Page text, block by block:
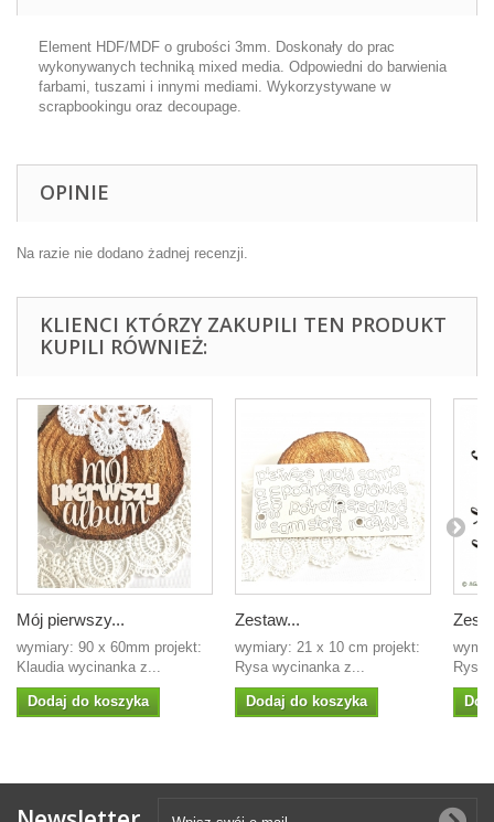
Element HDF/MDF o grubości 3mm. Doskonały do prac
wykonywanych techniką mixed media. Odpowiedni do barwienia
farbami, tuszami i innymi mediami. Wykorzystywane w
scrapbookingu oraz decoupage.
OPINIE
Na razie nie dodano żadnej recenzji.
KLIENCI KTÓRZY ZAKUPILI TEN PRODUKT
KUPILI RÓWNIEŻ:
Mój pierwszy...
wymiary: 90 x 60mm projekt:
Klaudia wycinanka z...
Dodaj do koszyka
Zestaw...
wymiary: 21 x 10 cm projekt:
Rysa wycinanka z...
Dodaj do koszyka
Rysa